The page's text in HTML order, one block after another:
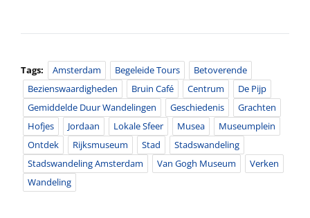
Tags: Amsterdam Begeleide Tours
Betoverende
Bezienswaardigheden
Bruin Café Centrum
De Pijp
Gemiddelde Duur Wandelingen
Geschiedenis
Grachten
Hofjes
Jordaan Lokale Sfeer Musea
Museumplein
Ontdek
Rijksmuseum Stad
Stadswandeling
Stadswandeling Amsterdam
Van Gogh Museum
Verken
Wandeling